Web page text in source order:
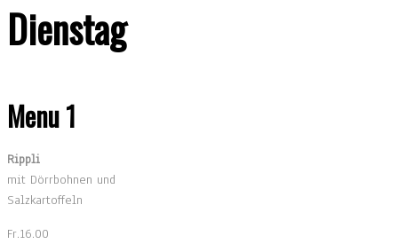
Dienstag
Menu 1
Rippli
mit Dörrbohnen und
Salzkartoffeln
Fr.16.00